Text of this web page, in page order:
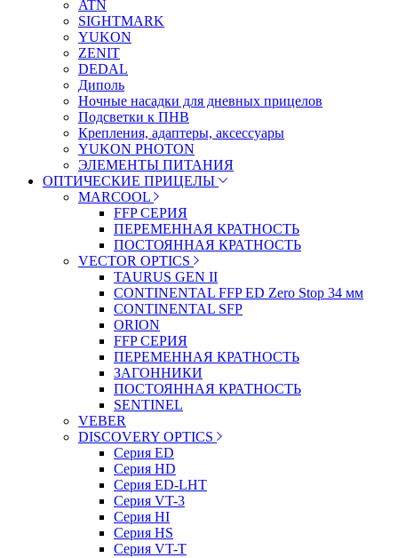
ATN
SIGHTMARK
YUKON
ZENIT
DEDAL
Диполь
Ночные насадки для дневных прицелов
Подсветки к ПНВ
Крепления, адаптеры, аксессуары
YUKON PHOTON
ЭЛЕМЕНТЫ ПИТАНИЯ
ОПТИЧЕСКИЕ ПРИЦЕЛЫ
MARCOOL
FFP СЕРИЯ
ПЕРЕМЕННАЯ КРАТНОСТЬ
ПОСТОЯННАЯ КРАТНОСТЬ
VECTOR OPTICS
TAURUS GEN II
CONTINENTAL FFP ED Zero Stop 34 мм
CONTINENTAL SFP
ORION
FFP СЕРИЯ
ПЕРЕМЕННАЯ КРАТНОСТЬ
ЗАГОННИКИ
ПОСТОЯННАЯ КРАТНОСТЬ
SENTINEL
VEBER
DISCOVERY OPTICS
Серия ED
Серия HD
Серия ED-LHT
Серия VT-3
Серия HI
Серия HS
Серия VT-T